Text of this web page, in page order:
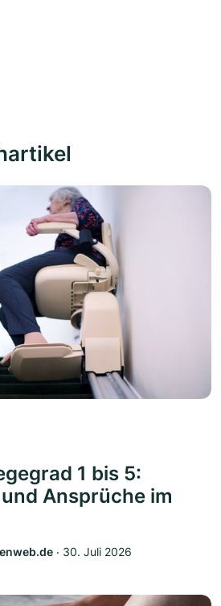
1 bis 5:
Ansprüche im
‧ 30. Juli 2026